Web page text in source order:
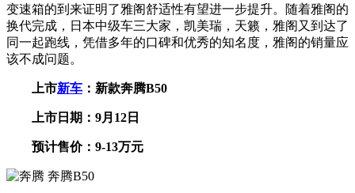
变速箱的到来证明了雅阁舒适性有望进一步提升。随着雅阁的
换代完成，日本中级车三大家，凯美瑞，天籁，雅阁又到达了
同一起跑线，凭借多年的口碑和优秀的知名度，雅阁的销量应
该不成问题。
上市新车 ：新款奔腾B50
上市日期：9月12日
预计售价：9-13万元